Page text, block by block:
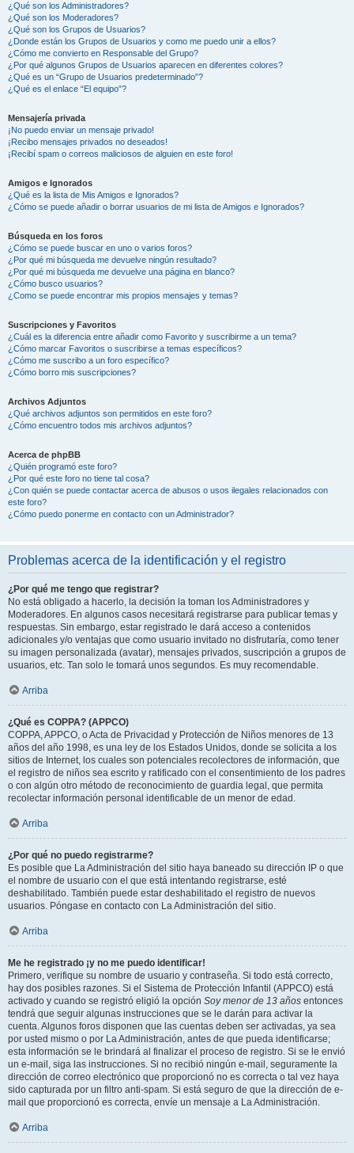
¿Qué son los Administradores?
¿Qué son los Moderadores?
¿Qué son los Grupos de Usuarios?
¿Donde están los Grupos de Usuarios y como me puedo unir a ellos?
¿Cómo me convierto en Responsable del Grupo?
¿Por qué algunos Grupos de Usuarios aparecen en diferentes colores?
¿Qué es un “Grupo de Usuarios predeterminado”?
¿Qué es el enlace “El equipo”?
Mensajería privada
¡No puedo enviar un mensaje privado!
¡Recibo mensajes privados no deseados!
¡Recibí spam o correos maliciosos de alguien en este foro!
Amigos e Ignorados
¿Qué es la lista de Mis Amigos e Ignorados?
¿Cómo se puede añadir o borrar usuarios de mi lista de Amigos e Ignorados?
Búsqueda en los foros
¿Cómo se puede buscar en uno o varios foros?
¿Por qué mi búsqueda me devuelve ningún resultado?
¿Por qué mi búsqueda me devuelve una página en blanco?
¿Cómo busco usuarios?
¿Como se puede encontrar mis propios mensajes y temas?
Suscripciones y Favoritos
¿Cuál es la diferencia entre añadir como Favorito y suscribirme a un tema?
¿Cómo marcar Favoritos o suscribirse a temas específicos?
¿Cómo me suscribo a un foro específico?
¿Cómo borro mis suscripciones?
Archivos Adjuntos
¿Qué archivos adjuntos son permitidos en este foro?
¿Cómo encuentro todos mis archivos adjuntos?
Acerca de phpBB
¿Quién programó este foro?
¿Por qué este foro no tiene tal cosa?
¿Con quién se puede contactar acerca de abusos o usos ilegales relacionados con
este foro?
¿Cómo puedo ponerme en contacto con un Administrador?
Problemas acerca de la identificación y el registro
¿Por qué me tengo que registrar?
No está obligado a hacerlo, la decisión la toman los Administradores y
Moderadores. En algunos casos necesitará registrarse para publicar temas y
respuestas. Sin embargo, estar registrado le dará acceso a contenidos
adicionales y/o ventajas que como usuario invitado no disfrutaría, como tener
su imagen personalizada (avatar), mensajes privados, suscripción a grupos de
usuarios, etc. Tan solo le tomará unos segundos. Es muy recomendable.
Arriba
¿Qué es COPPA? (APPCO)
COPPA, APPCO, o Acta de Privacidad y Protección de Niños menores de 13
años del año 1998, es una ley de los Estados Unidos, donde se solicita a los
sitios de Internet, los cuales son potenciales recolectores de información, que
el registro de niños sea escrito y ratificado con el consentimiento de los padres
o con algún otro método de reconocimiento de guardia legal, que permita
recolectar información personal identificable de un menor de edad.
Arriba
¿Por qué no puedo registrarme?
Es posible que La Administración del sitio haya baneado su dirección IP o que
el nombre de usuario con el que está intentando registrarse, esté
deshabilitado. También puede estar deshabilitado el registro de nuevos
usuarios. Póngase en contacto con La Administración del sitio.
Arriba
Me he registrado ¡y no me puedo identificar!
Primero, verifique su nombre de usuario y contraseña. Si todo está correcto,
hay dos posibles razones. Si el Sistema de Protección Infantil (APPCO) está
activado y cuando se registró eligió la opción Soy menor de 13 años entonces
tendrá que seguir algunas instrucciones que se le darán para activar la
cuenta. Algunos foros disponen que las cuentas deben ser activadas, ya sea
por usted mismo o por La Administración, antes de que pueda identificarse;
esta información se le brindará al finalizar el proceso de registro. Si se le envió
un e-mail, siga las instrucciones. Si no recibió ningún e-mail, seguramente la
dirección de correo electrónico que proporcionó no es correcta o tal vez haya
sido capturada por un filtro anti-spam. Si está seguro de que la dirección de e-
mail que proporcionó es correcta, envíe un mensaje a La Administración.
Arriba